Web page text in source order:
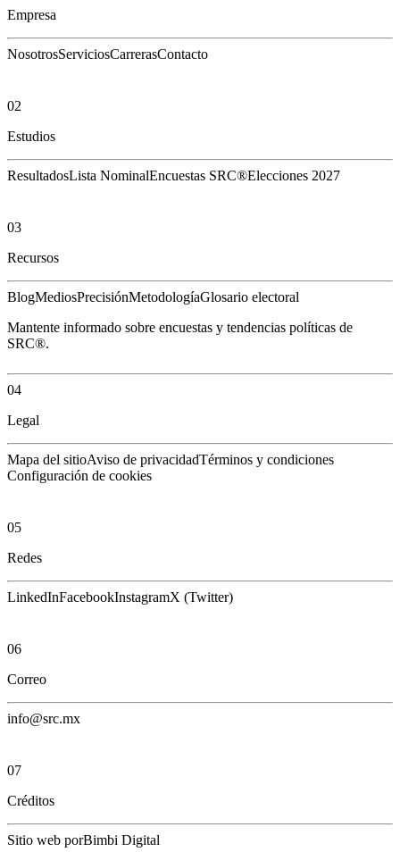
Empresa
NosotrosServiciosCarrerasContacto
02
Estudios
ResultadosLista NominalEncuestas SRC®Elecciones 2027
03
Recursos
BlogMediosPrecisiónMetodologíaGlosario electoral
Mantente informado sobre encuestas y tendencias políticas de
SRC®.
04
Legal
Mapa del sitioAviso de privacidadTérminos y condiciones
Configuración de cookies
05
Redes
LinkedInFacebookInstagramX (Twitter)
06
Correo
info@src.mx
07
Créditos
Sitio web porBimbi Digital